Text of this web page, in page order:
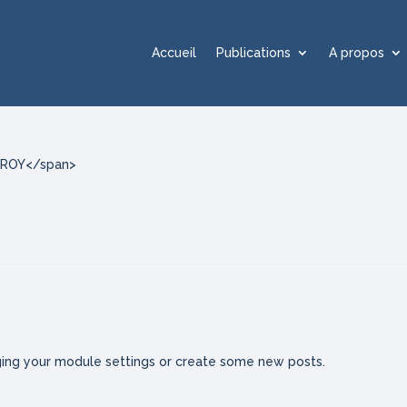
Accueil Publications A propos
span>
your module settings or create some new posts.